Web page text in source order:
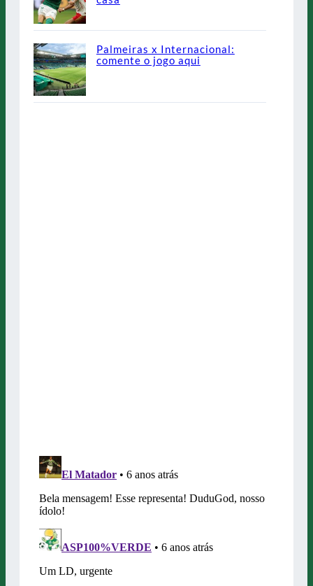
Palmeiras x Internacional:
comente o jogo aqui